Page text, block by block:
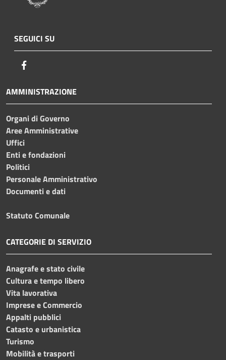
SEGUICI SU
AMMINISTRAZIONE
Organi di Governo
Aree Amministrative
Uffici
Enti e fondazioni
Politici
Personale Amministrativo
Documenti e dati
Statuto Comunale
CATEGORIE DI SERVIZIO
Anagrafe e stato civile
Cultura e tempo libero
Vita lavorativa
Imprese e Commercio
Appalti pubblici
Catasto e urbanistica
Turismo
Mobilità e trasporti